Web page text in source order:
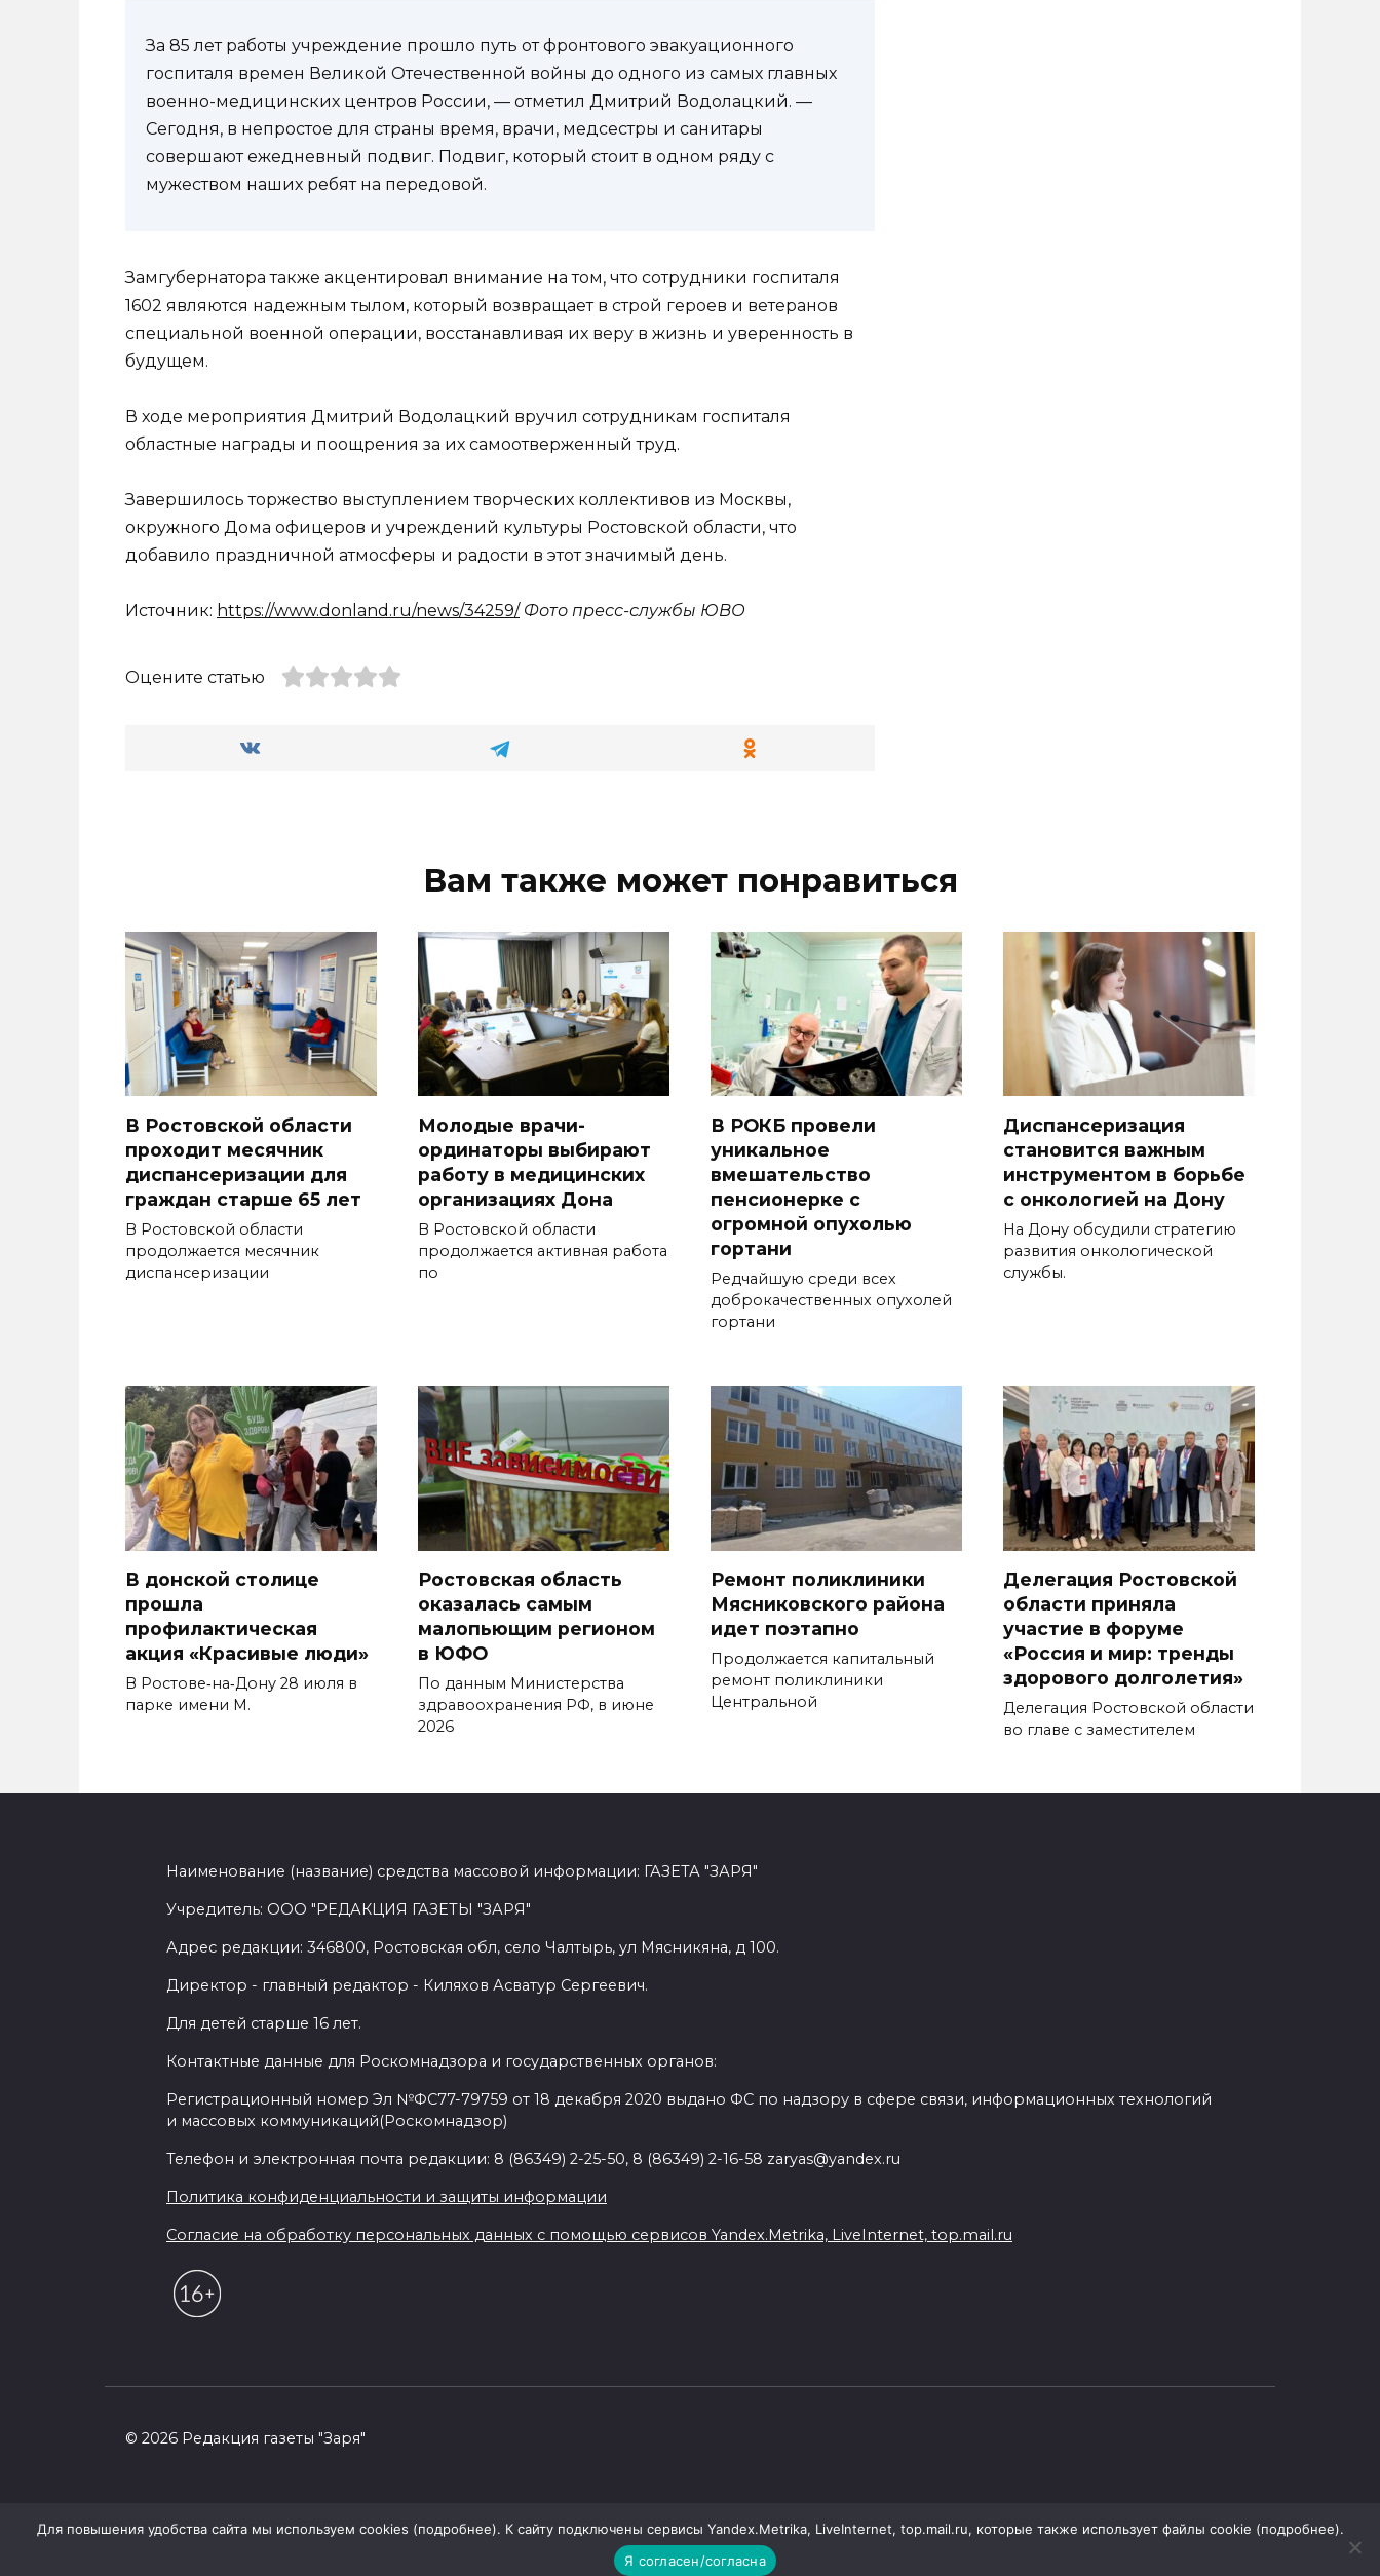
За 85 лет работы учреждение прошло путь от фронтового эвакуационного
госпиталя времен Великой Отечественной войны до одного из самых главных
военно-медицинских центров России, — отметил Дмитрий Водолацкий. —
Сегодня, в непростое для страны время, врачи, медсестры и санитары
совершают ежедневный подвиг. Подвиг, который стоит в одном ряду с
мужеством наших ребят на передовой.
Замгубернатора также акцентировал внимание на том, что сотрудники госпиталя
1602 являются надежным тылом, который возвращает в строй героев и ветеранов
специальной военной операции, восстанавливая их веру в жизнь и уверенность в
будущем.
В ходе мероприятия Дмитрий Водолацкий вручил сотрудникам госпиталя
областные награды и поощрения за их самоотверженный труд.
Завершилось торжество выступлением творческих коллективов из Москвы,
окружного Дома офицеров и учреждений культуры Ростовской области, что
добавило праздничной атмосферы и радости в этот значимый день.
Источник: https://www.donland.ru/news/34259/ Фото пресс-службы ЮВО
Оцените статью
Вам также может понравиться
В Ростовской области
проходит месячник
диспансеризации для
граждан старше 65 лет
В Ростовской области
продолжается месячник
диспансеризации
Молодые врачи-
ординаторы выбирают
работу в медицинских
организациях Дона
В Ростовской области
продолжается активная работа
по
В РОКБ провели
уникальное
вмешательство
пенсионерке с
огромной опухолью
гортани
Редчайшую среди всех
доброкачественных опухолей
гортани
Диспансеризация
становится важным
инструментом в борьбе
с онкологией на Дону
На Дону обсудили стратегию
развития онкологической
службы.
В донской столице
прошла
профилактическая
акция «Красивые люди»
В Ростове‑на‑Дону 28 июля в
парке имени М.
Ростовская область
оказалась самым
малопьющим регионом
в ЮФО
По данным Министерства
здравоохранения РФ, в июне
2026
Ремонт поликлиники
Мясниковского района
идет поэтапно
Продолжается капитальный
ремонт поликли­ники
Центральной
Делегация Ростовской
области приняла
участие в форуме
«Россия и мир: тренды
здорового долголетия»
Делегация Ростовской области
во главе с заместителем
Наименование (название) средства массовой информации: ГАЗЕТА "ЗАРЯ"
Учредитель: ООО "РЕДАКЦИЯ ГАЗЕТЫ "ЗАРЯ"
Адрес редакции: 346800, Ростовская обл, село Чалтырь, ул Мясникяна, д 100.
Директор - главный редактор - Киляхов Асватур Сергеевич.
Для детей старше 16 лет.
Контактные данные для Роскомнадзора и государственных органов:
Регистрационный номер Эл №ФС77-79759 от 18 декабря 2020 выдано ФС по надзору в сфере связи, информационных технологий
и массовых коммуникаций(Роскомнадзор)
Телефон и электронная почта редакции: 8 (86349) 2-25-50, 8 (86349) 2-16-58 zaryas@yandex.ru
Политика конфиденциальности и защиты информации
Согласие на обработку персональных данных с помощью сервисов Yandex.Metrika, LiveInternet, top.mail.ru
© 2026 Редакция газеты "Заря"
Для повышения удобства сайта мы используем cookies (подробнее). К сайту подключены сервисы Yandex.Metrika, LiveInternet, top.mail.ru, которые также использует файлы cookie (подробнее).
Я согласен/согласна